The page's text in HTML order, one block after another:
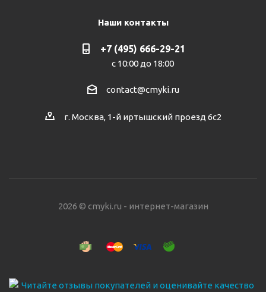
Наши контакты
+7 (495) 666-29-21
с 10:00 до 18:00
contact@cmyki.ru
г. Москва, 1-й иртышский проезд 6с2
2026 © cmyki.ru - интернет-магазин